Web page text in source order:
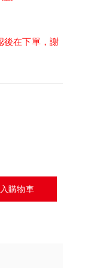
後在下單，謝
購物車